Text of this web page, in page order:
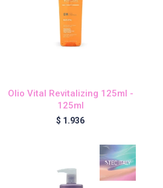
Olio Vital Revitalizing 125ml -
125ml
$ 1.936